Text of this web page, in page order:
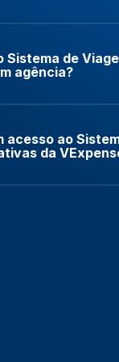
Sistema de
agência?
acesso ao
da